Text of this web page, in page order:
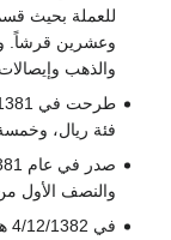
للعملة بحيث
وعشرين قرشاً.
والذهب وإيصالات
فئة ريال،
والنصف الأول من عام